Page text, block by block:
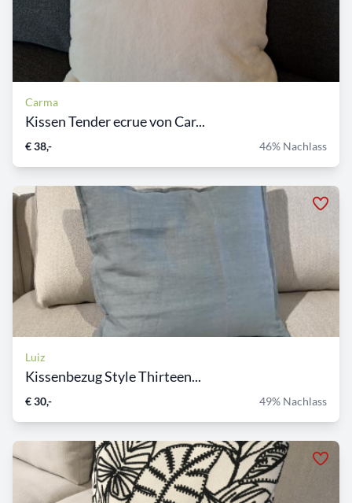
Carma
Kissen Tender ecrue von Car...
€ 38,- 46% Nachlass
Luiz
Kissenbezug Style Thirteen...
€ 30,- 49% Nachlass